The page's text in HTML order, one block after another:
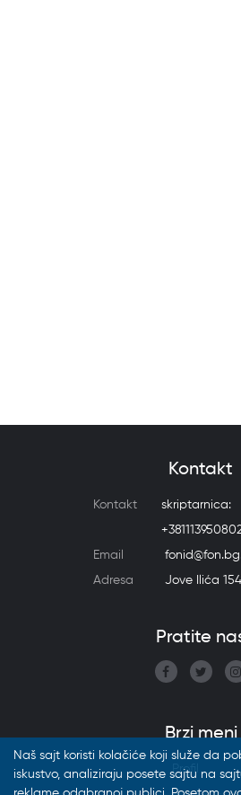
Kontakt
Kontakt
skriptarnica:
Email
Adresa
Jove Ilića
Pratite
Brzi meni
Profil
Naš sajt koristi kolačiće koji služe da
iskustvo, analiziraju posete sajtu na